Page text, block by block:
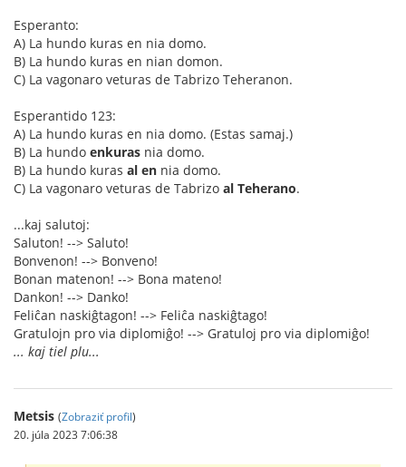
Esperanto:
A) La hundo kuras en nia domo.
B) La hundo kuras en nian domon.
C) La vagonaro veturas de Tabrizo Teheranon.
Esperantido 123:
A) La hundo kuras en nia domo. (Estas samaj.)
B) La hundo enkuras nia domo.
B) La hundo kuras al en nia domo.
C) La vagonaro veturas de Tabrizo al Teherano.
...kaj salutoj:
Saluton! --> Saluto!
Bonvenon! --> Bonveno!
Bonan matenon! --> Bona mateno!
Dankon! --> Danko!
Feliĉan naskiĝtagon! --> Feliĉa naskiĝtago!
Gratulojn pro via diplomiĝo! --> Gratuloj pro via diplomiĝo!
... kaj tiel plu...
Metsis (Zobraziť profil)
20. júla 2023 7:06:38